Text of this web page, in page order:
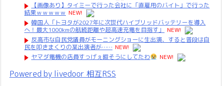
【画像あり】タイミーで行った会社に「直雇用のバイト」で行った
結果ｗｗｗｗｗ NEW!
韓国人「トヨタが2027年に次世代ハイブリッドバッテリーを導入
へ！最大1000kmの航続距離や超高速充電を目指す」
NEW!
反高市な自民党議員がモーニングショーに生出演、すると普段は自
民を叩きまくりの某出演者が…… NEW!
ヤマダ電機の店員すっげぇ暇そうにしてたわ
NEW!
Powered by livedoor 相互RSS